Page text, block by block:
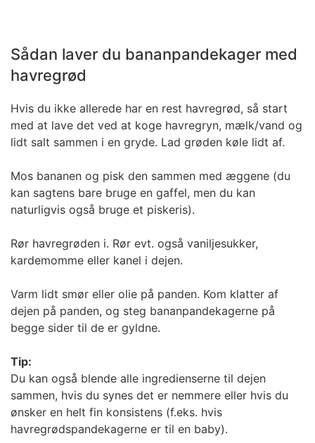
Sådan laver du bananpandekager med
havregrød
Hvis du ikke allerede har en rest havregrød, så start
med at lave det ved at koge havregryn, mælk/vand og
lidt salt sammen i en gryde. Lad grøden køle lidt af.
Mos bananen og pisk den sammen med æggene (du
kan sagtens bare bruge en gaffel, men du kan
naturligvis også bruge et piskeris).
Rør havregrøden i. Rør evt. også vaniljesukker,
kardemomme eller kanel i dejen.
Varm lidt smør eller olie på panden. Kom klatter af
dejen på panden, og steg bananpandekagerne på
begge sider til de er gyldne.
Tip:
Du kan også blende alle ingredienserne til dejen
sammen, hvis du synes det er nemmere eller hvis du
ønsker en helt fin konsistens (f.eks. hvis
havregrødspandekagerne er til en baby).